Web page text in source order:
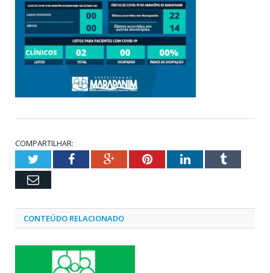
COMPARTILHAR:
TwitterFacebookGoogle+PinterestLinkedInTumblr
Email
CONTEÚDO RELACIONADO